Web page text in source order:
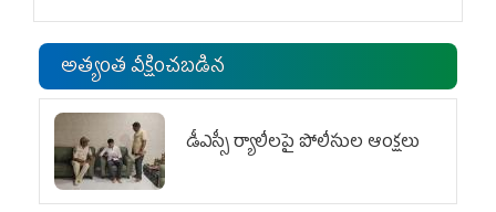
అత్యంత వీక్షించబడిన
డీఎస్సీ ర్యాలీలపై పోలీసుల ఆంక్షలు